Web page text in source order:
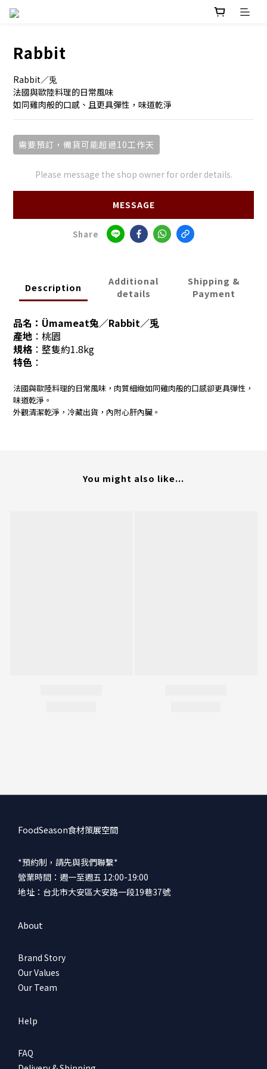
Rabbit
Rabbit／兎
法國與歐陸料理的日常風味
如同雞肉般的口感、且更具彈性，味道乾淨
需要預訂，備貨可能超過10工作天
Please message the shop owner for order details.
MESSAGE
Share
Description
Additional
details
Shipping &
Payment
品名：Ümameat兔／Rabbit／兎
產地 ：桃園
規格 ： 整隻約1.8kg
特色 ：
法國與歐陸料理的日常風味，肉質細緻如同雞肉般的口感卻更具彈性，
味道乾淨。
外觀清潔乾淨，冷藏出貨，內附心肝內臟。
You might also like...
FoodSeason食材策展空間
*預約制，請先與我們聯繫*
營業時間：週一至週五 12:00-19:00
地址：台北市大安區大安路一段19巷37號
About
Brand Story
Our Values
Our Team
Help
FAQ